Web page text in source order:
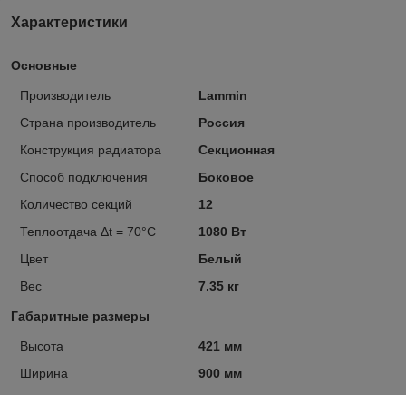
Характеристики
Основные
Производитель
Lammin
Страна производитель
Россия
Конструкция радиатора
Секционная
Способ подключения
Боковое
Количество секций
12
Теплоотдача Δt = 70°C
1080 Вт
Цвет
Белый
Вес
7.35 кг
Габаритные размеры
Высота
421 мм
Ширина
900 мм